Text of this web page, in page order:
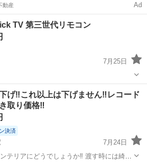
動産 Ad
Fire Stick TV 第三世代リモコン
7月25日
オーディオ Fire
げ‼️これ以上は下げません‼️レコード
取り価格‼️
決済
7月24日
どうでしょうか‼️ 渡す時には綺麗